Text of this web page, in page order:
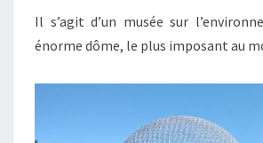
Il s’agit d’un musée sur
énorme dôme, le plus imposant au